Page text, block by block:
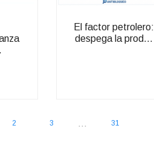
El factor petrolero:
despega la prod...
2 3 ... 31